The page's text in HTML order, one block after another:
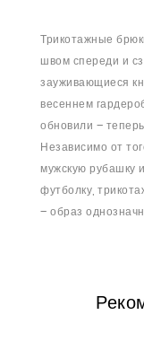
Трикотажные
швом спереди и
зауживающиеся
весеннем
обновили –
Независимо от
мужскую рубашку
футболку,
– образ